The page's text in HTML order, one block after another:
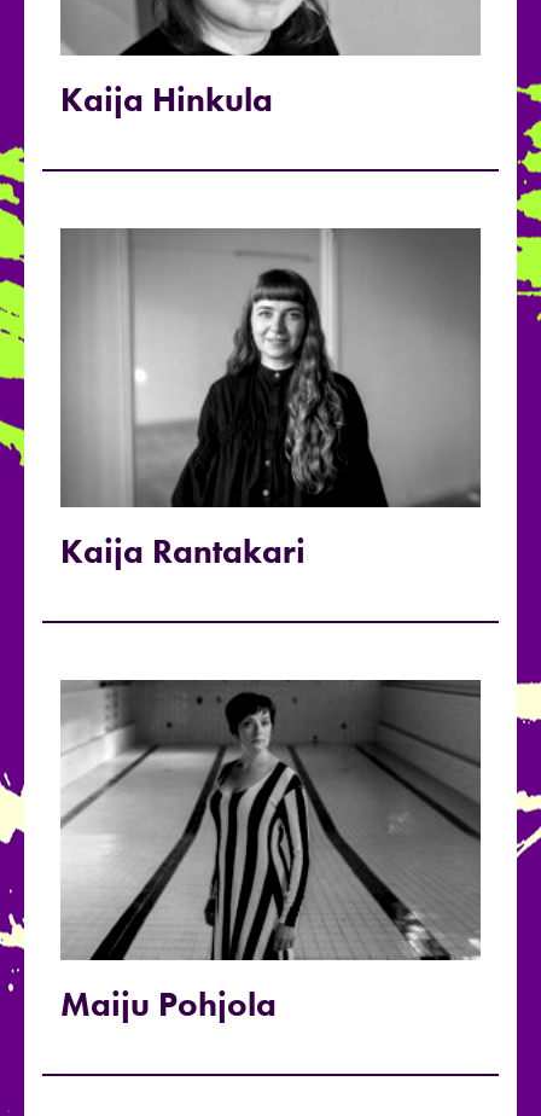
Kaija Hinkula
Kaija Rantakari
Maiju Pohjola